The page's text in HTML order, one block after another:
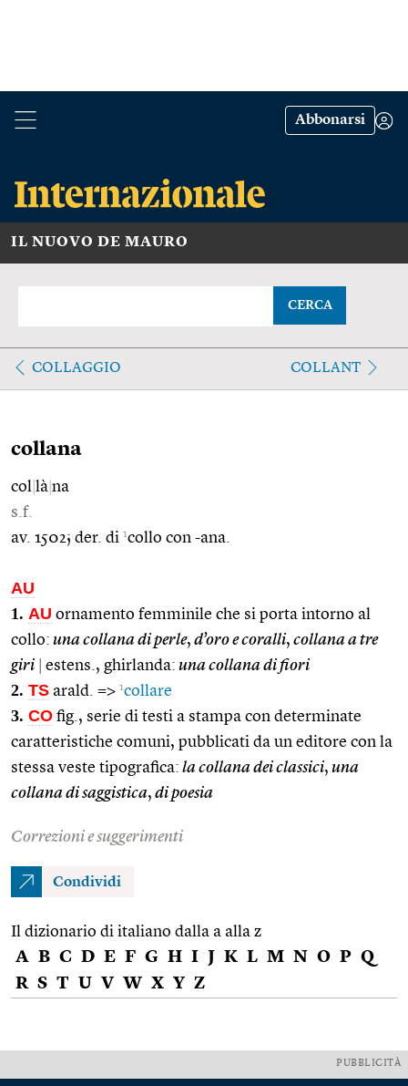
Abbonarsi
IL NUOVO DE MAURO
CERCA
COLLAGGIO COLLANT
collana
col là na
s.f.
av. 1502; der. di 1collo con -ana.
AU
1. AU ornamento femminile che si porta intorno al
collo: una collana di perle, d’oro e coralli, collana a tre
giri
estens., ghirlanda: una collana di fiori
2. TS arald. => 1collare
3. CO fig., serie di testi a stampa con determinate
caratteristiche comuni, pubblicati da un editore con la
stessa veste tipografica: la collana dei classici, una
collana di saggistica, di poesia
Correzioni e suggerimenti
Condividi
Il dizionario di italiano dalla a alla z
A B C D E F G H I J K L M N O P Q
R S T U V W X Y Z
PUBBLICITÀ